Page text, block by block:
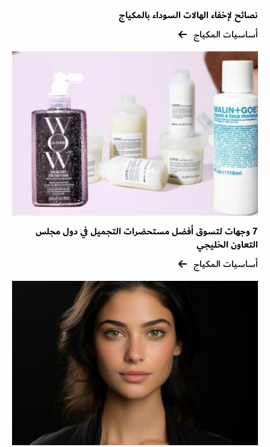
نصائح لإخفاء الهالات السوداء بالمكياج
أساسيات المكياج
7 وجهات لتسوق أفضل مستحضرات التجميل في دول مجلس
التعاون الخليجي
أساسيات المكياج